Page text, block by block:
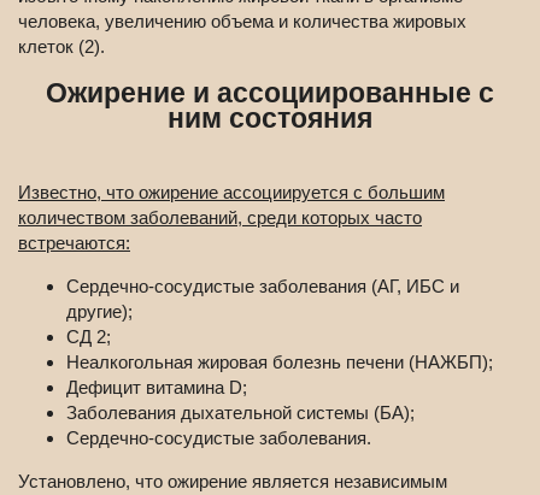
человека, увеличению объема и количества жировых
клеток (2).
Ожирение и ассоциированные с
ним состояния
Известно, что ожирение ассоциируется с большим
количеством заболеваний, среди которых часто
встречаются:
Сердечно-сосудистые заболевания (АГ, ИБС и
другие);
СД 2;
Неалкогольная жировая болезнь печени (НАЖБП);
Дефицит витамина D;
Заболевания дыхательной системы (БА);
Сердечно-сосудистые заболевания.
Установлено, что ожирение является независимым